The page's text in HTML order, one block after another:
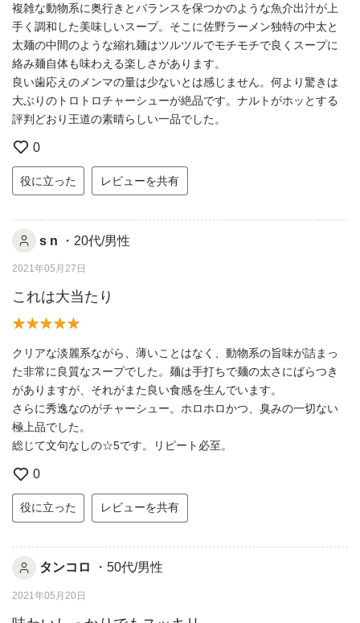
複雑な動物系に奥行きとバランスを保つかのような魚介出汁が上
手く調和した美味しいスープ。そこに佐野ラーメン独特の中太と
太麺の中間のような縮れ麺はツルツルでモチモチで良くスープに
絡み麺自体も味わえる楽しさがあります。
良い歯応えのメンマの量は少ないとは感じません。何より驚きは
大ぶりのトロトロチャーシューが絶品です。ナルトがホッとする
評判どおり王道の素晴らしい一品でした。
0
役に立った レビューを共有
s n ・20代/男性
2021年05月27日
これは大当たり
クリアな淡麗系ながら、薄いことはなく、動物系の旨味が詰まっ
た非常に良質なスープでした。麺は手打ちで麺の太さにばらつき
がありますが、それがまた良い食感を生んでいます。
さらに秀逸なのがチャーシュー。ホロホロかつ、臭みの一切ない
極上品でした。
総じて文句なしの☆5です。リピート必至。
0
役に立った レビューを共有
タンコロ ・50代/男性
2021年05月20日